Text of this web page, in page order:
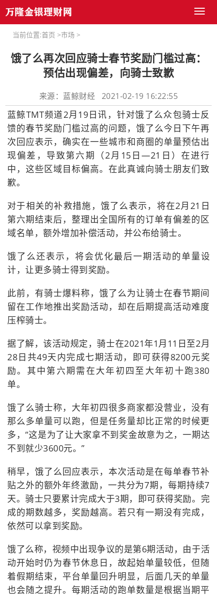
Toggle
当前位置:首页 >市场 >
饿了么再次回应骑士春节奖励门槛过高：
预估出现偏差，向骑士致歉
来源：蓝鲸财经 2021-02-19 16:22:55
蓝鲸TMT频道2月19日讯，针对饿了么众包骑士反
馈的春节奖励门槛过高的问题，饿了么今日下午再
次回应表示，确实在一些城市和商圈的单量预估出
现偏差，导致第六期（2月15日—21日）在进行
中，这些区域目标偏高。在此真诚向骑士朋友们致
歉。
对于相关的补救措施，饿了么表示，将在2月21日
第六期结束后，整理出全国所有的订单有偏差的区
域名单，额外增加补偿活动，并公布给骑士。
饿了么还表示，将会优化最后一期活动的单量设
计，让更多骑士得到奖励。
此前，有骑士爆料称，饿了么为让骑士在春节期间
留在工作地推出奖励活动，却在后期提高活动难度
压榨骑士。
据了解，该活动规定，骑士在2021年1月11日至2月
28日共49天内完成七期活动，即可获得8200元奖
励。其中第六期需在大年初四至大年初十跑380
单。
饿了么骑士称，大年初四很多商家都没营业，没有
那么多单量可以跑，但是任务量却比正常的时候更
多，“这是为了让大家拿不到奖金故意为之，一期达
不到就少3600元。”
稍早，饿了么回应表示，本次活动是在每单春节补
贴之外的额外年终激励，一共分为7期，每期持续7
天。骑士只要累计完成大于3期，即可获得奖励。完
成的期数越多，奖励越高。若只有一期没有完成，
依然可以拿到奖励。
饿了么称，视频中出现争议的是第6期活动，由于活
动开始时仍为春节休息日，故起始单量较低，但随
着假期结束，平台单量回升明显，后面几天的单量
也会随之提升。每期活动的跑单数量是根据当期平